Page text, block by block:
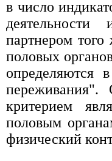
в число
партнером
половых
определяются
переживания".
критерием
половым
физический